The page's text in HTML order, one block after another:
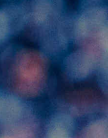
: Réalisée
chêne français
: 2020 – 2021 –